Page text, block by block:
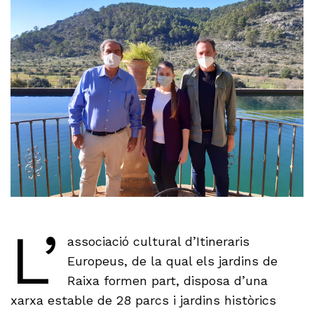
L’
associació cultural d’Itineraris
Europeus, de la qual els jardins de
Raixa formen part, disposa d’una
xarxa estable de 28 parcs i jardins històrics